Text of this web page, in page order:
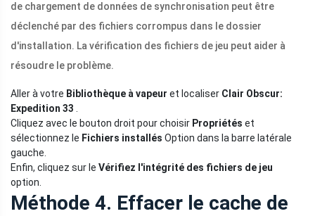
de chargement de données de synchronisation peut être
déclenché par des fichiers corrompus dans le dossier
d'installation. La vérification des fichiers de jeu peut aider à
résoudre le problème.
Aller à votre Bibliothèque à vapeur et localiser Clair Obscur:
Expedition 33
Cliquez avec le bouton droit pour choisir Propriétés et
sélectionnez le Fichiers installés Option dans la barre latérale
gauche.
Enfin, cliquez sur le Vérifiez l'intégrité des fichiers de jeu
option.
Méthode 4. Effacer le cache de